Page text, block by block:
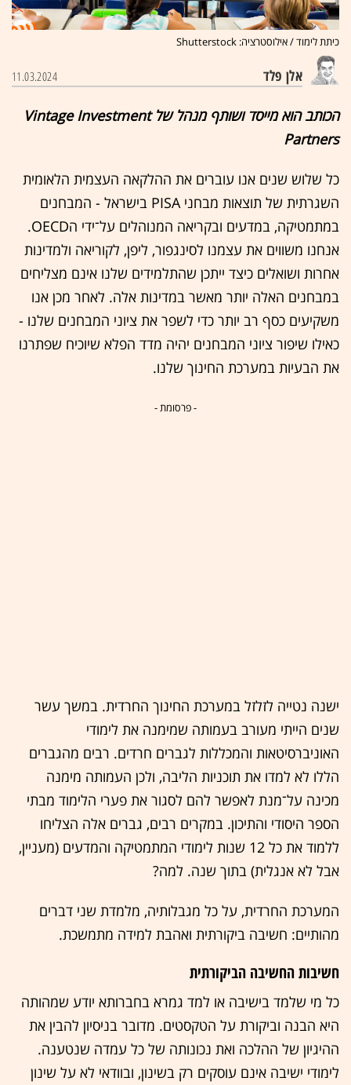
כיתת לימוד / אילוסטרציה: Shutterstock
אלן פלד 11.03.2024
הכותב הוא מייסד ושותף מנהל של Vintage Investment
Partners
כל שלוש שנים אנו עוברים את ההלקאה העצמית הלאומית
השגרתית של תוצאות מבחני PISA בישראל - המבחנים
במתמטיקה, במדעים ובקריאה המנוהלים על־ידי הOECD.
אנחנו משווים את עצמנו לסינגפור, ליפן, לקוריאה ולמדינות
אחרות ושואלים כיצד ייתכן שהתלמידים שלנו אינם מצליחים
במבחנים האלה יותר מאשר במדינות אלה. לאחר מכן אנו
משקיעים כסף רב יותר כדי לשפר את ציוני המבחנים שלנו -
כאילו שיפור ציוני המבחנים יהיה מדד הפלא שיוכיח שפתרנו
את הבעיות במערכת החינוך שלנו.
- פרסומת -
ישנה נטייה לזלזל במערכת החינוך החרדית. במשך עשר
שנים הייתי מעורב בעמותה שמימנה את לימודי
האוניברסיטאות והמכללות לגברים חרדים. רבים מהגברים
הללו לא למדו את תוכניות הליבה, ולכן העמותה מימנה
מכינה על־מנת לאפשר להם לסגור את פערי הלימוד מבתי
הספר היסודי והתיכון. במקרים רבים, גברים אלה הצליחו
ללמוד את כל 12 שנות לימודי המתמטיקה והמדעים (מעניין,
אבל לא אנגלית) בתוך שנה. למה?
המערכת החרדית, על כל מגבלותיה, מלמדת שני דברים
מהותיים: חשיבה ביקורתית ואהבת למידה מתמשכת.
חשיבות החשיבה הביקורתית
כל מי שלמד בישיבה או למד גמרא בחברותא יודע שמהותה
היא הבנה וביקורת על הטקסטים. מדובר בניסיון להבין את
ההיגיון של ההלכה ואת נכונותה של כל עמדה שנטענה.
לימודי ישיבה אינם עוסקים רק בשינון, ובוודאי לא על שינון